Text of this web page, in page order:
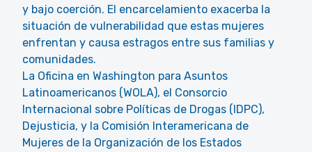
y bajo coerción. El encarcelamiento exacerba la
situación de vulnerabilidad que estas mujeres
enfrentan y causa estragos entre sus familias y
comunidades.
La Oficina en Washington para Asuntos
Latinoamericanos (WOLA), el Consorcio
Internacional sobre Políticas de Drogas (IDPC),
Dejusticia, y la Comisión Interamericana de
Mujeres de la Organización de los Estados